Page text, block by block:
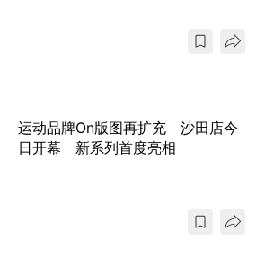
运动品牌On版图再扩充 沙田店今
日开幕 新系列首度亮相